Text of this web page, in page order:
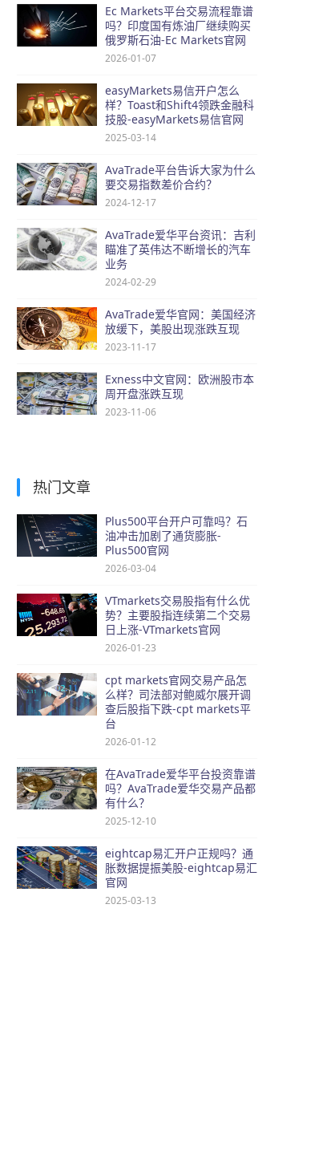
Ec Markets平台交易流程靠谱
吗？印度国有炼油厂继续购买
俄罗斯石油-Ec Markets官网
2026-01-07
easyMarkets易信开户怎么
样？Toast和Shift4领跌金融科
技股-easyMarkets易信官网
2025-03-14
AvaTrade平台告诉大家为什么
要交易指数差价合约？
2024-12-17
AvaTrade爱华平台资讯：吉利
瞄准了英伟达不断增长的汽车
业务
2024-02-29
AvaTrade爱华官网：美国经济
放缓下，美股出现涨跌互现
2023-11-17
Exness中文官网：欧洲股市本
周开盘涨跌互现
2023-11-06
热门文章
Plus500平台开户可靠吗？石
油冲击加剧了通货膨胀-
Plus500官网
2026-03-04
VTmarkets交易股指有什么优
势？主要股指连续第二个交易
日上涨-VTmarkets官网
2026-01-23
cpt markets官网交易产品怎
么样？司法部对鲍威尔展开调
查后股指下跌-cpt markets平
台
2026-01-12
在AvaTrade爱华平台投资靠谱
吗？AvaTrade爱华交易产品都
有什么？
2025-12-10
eightcap易汇开户正规吗？通
胀数据提振美股-eightcap易汇
官网
2025-03-13